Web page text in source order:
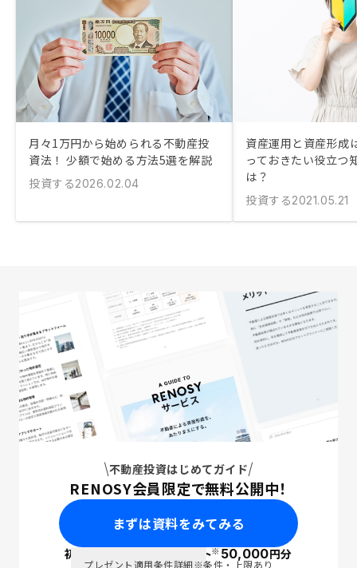
月々1万円から始められる不動産投
資法！ 少額で始める方法5選を解説
投資する2026.02.04
資産運用と資産形成
っておきたい役立つ
は？
投資する2021.05.21
不動産投資はじめてガイド
RENOSY会員限定で無料公開中！
まずは資料をみてみる
初回面談で ポイント※50,000円分
プレゼント適用条件詳細※条件・上限あり